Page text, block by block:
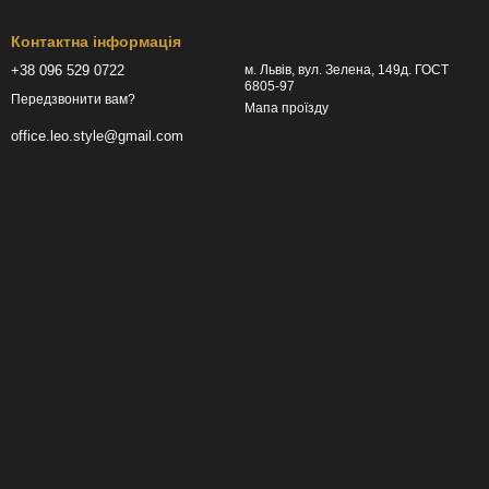
Контактна інформація
+38 096 529 0722
Передзвонити вам?
office.leo.style@gmail.com
м. Львів, вул. Зелена, 149д. ГОСТ
6805-97
Мапа проїзду